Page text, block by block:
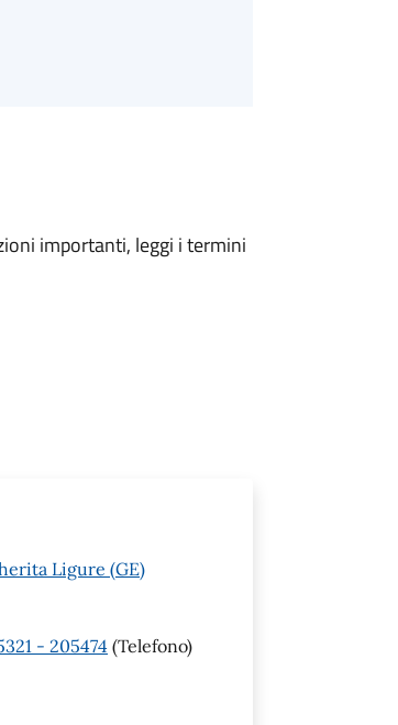
importanti, leggi i termini
Ligure (GE)
- 205474 (Telefono)